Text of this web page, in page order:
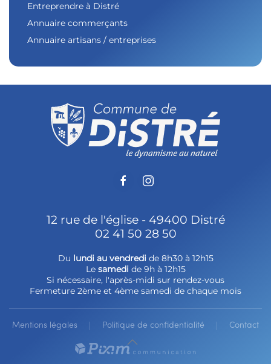
Entreprendre à Distré
Annuaire commerçants
Annuaire artisans / entreprises
12 rue de l'église - 49400 Distré
02 41 50 28 50
Du lundi au vendredi de 8h30 à 12h15
Le samedi de 9h à 12h15
Si nécessaire, l'après-midi sur rendez-vous
Fermeture 2ème et 4ème samedi de chaque mois
Mentions légales Politique de confidentialité Contact